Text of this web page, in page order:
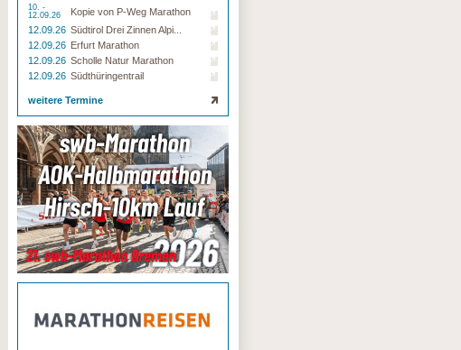
10. -
12.09.26
Kopie von P-Weg Marathon
12.09.26 Südtirol Drei Zinnen Alpi...
12.09.26 Erfurt Marathon
12.09.26 Scholle Natur Marathon
12.09.26 Südthüringentrail
weitere Termine